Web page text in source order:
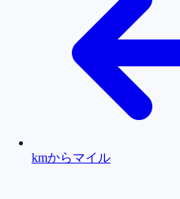
kmからマイル